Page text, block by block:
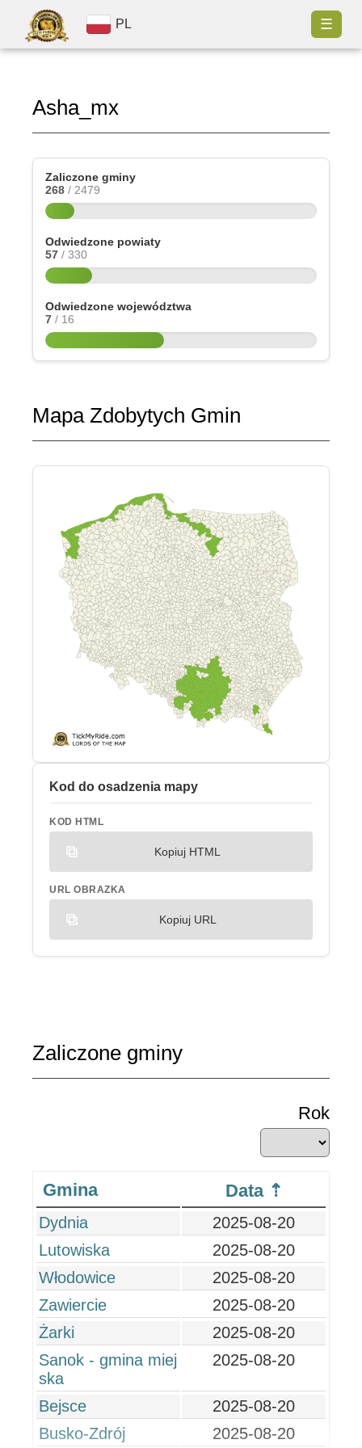
PL ☰
Asha_mx
Zaliczone gminy
268 / 2479
Odwiedzone powiaty
57 / 330
Odwiedzone województwa
7 / 16
Mapa Zdobytych Gmin
Kod do osadzenia mapy
KOD HTML
Kopiuj HTML
URL OBRAZKA
Kopiuj URL
Zaliczone gminy
Rok
Gmina Data
Dydnia
2025-08-20
Lutowiska
2025-08-20
Włodowice
2025-08-20
Zawiercie
2025-08-20
Żarki
2025-08-20
Sanok - gmina miej
ska
2025-08-20
Bejsce
2025-08-20
Busko-Zdrój
2025-08-20